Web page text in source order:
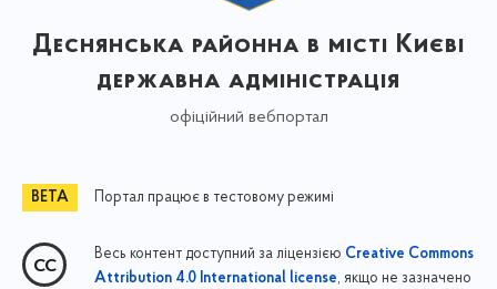
Деснянська районна в місті Києві
державна адміністрація
офіційний вебпортал
Портал працює в тестовому режимі
Весь контент доступний за ліцензією Creative Commons
Attribution 4.0 International license, якщо не зазначено